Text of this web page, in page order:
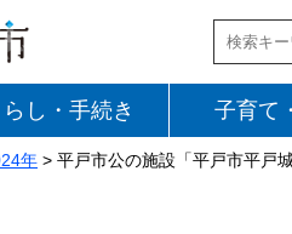
らし・手続き 子育て
年 > 平戸市公の施設「平戸市平戸